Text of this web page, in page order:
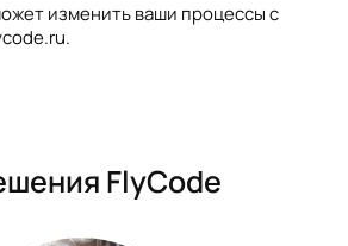
изменить ваши процессы с
FlyCode